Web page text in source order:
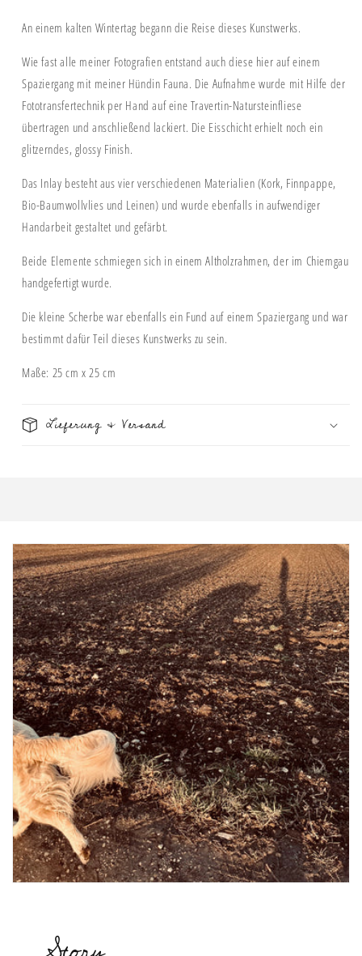
An einem kalten Wintertag begann die Reise dieses Kunstwerks.
Wie fast alle meiner Fotografien entstand auch diese hier auf einem
Spaziergang mit meiner Hündin Fauna. Die Aufnahme wurde mit Hilfe der
Fototransfertechnik per Hand auf eine Travertin-Natursteinfliese
übertragen und anschließend lackiert. Die Eisschicht erhielt noch ein
glitzerndes, glossy Finish.
Das Inlay besteht aus vier verschiedenen Materialien (Kork, Finnpappe,
Bio-Baumwollvlies und Leinen) und wurde ebenfalls in aufwendiger
Handarbeit gestaltet und gefärbt.
Beide Elemente schmiegen sich in einem Altholzrahmen, der im Chiemgau
handgefertigt wurde.
Die kleine Scherbe war ebenfalls ein Fund auf einem Spaziergang und war
bestimmt dafür Teil dieses Kunstwerks zu sein.
Maße: 25 cm x 25 cm
Lieferung & Versand